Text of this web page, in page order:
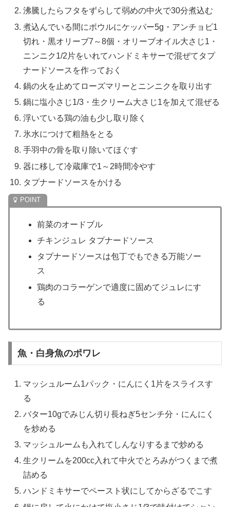
沸騰したらフタをずらして弱めの中火で30分煮込む
煮込んでいる間にボウルにケッパー5g・アンチョビ1
切れ・黒オリーブ7～8個・オリーブオイル大さじ1・
ニンニク1/2片をいれてハンドミキサーで混ぜてタプ
ナードソースを作っておく
鍋の火を止めてローズマリーとニンニクを取り出す
鍋に塩小さじ1/3・生クリーム大さじ1を加えて混ぜる
浮いている鶏の油も少し取り除く
氷水につけて粗熱をとる
手羽中の骨を取り除いてほぐす
器に移して冷蔵庫で1～2時間冷やす
タプナードソースをかける
前菜のオードブル
チキンジュレ タプナードソース
タプナードソースは包丁でもできる万能ソー
ス
鶏肉のコラーゲンで適度に固めてジュレにす
る
魚・白身魚のポワレ
マッシュルーム1パック・にんにく1片をスライスす
る
バター10gでみじん切り長ねぎ5センチ分・にんにく
を炒める
マッシュルームも入れてしんなりするまで炒める
生クリームを200cc入れて中火でとろみがつくまで煮
詰める
ハンドミキサーでペースト状にしてからざるでこす